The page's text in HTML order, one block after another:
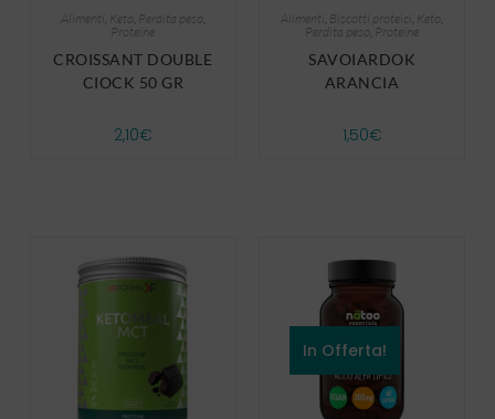
Alimenti Keto Perdita peso
Proteine
CROISSANT DOUBLE
CIOCK 50 GR
2,10€
Alimenti Biscotti proteici Keto
Perdita peso Proteine
SAVOIARDOK
ARANCIA
1,50€
In Offerta!